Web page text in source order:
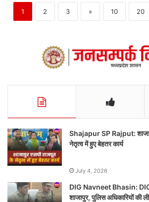
1 2 3 » 10 20
Shajapur SP Rajput:
नेतृत्व में हुए बेहतर कार्य
July 4, 2026
DIG Navneet Bhasin:
शाजापुर, पुलिस अधिकारियों की